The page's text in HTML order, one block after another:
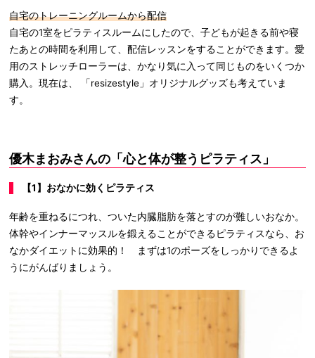
自宅のトレーニングルームから配信
自宅の1室をピラティスルームにしたので、子どもが起きる前や寝
たあとの時間を利用して、配信レッスンをすることができます。愛
用のストレッチローラーは、かなり気に入って同じものをいくつか
購入。現在は、 「resizestyle」オリジナルグッズも考えていま
す。
優木まおみさんの「心と体が整うピラティス」
【1】おなかに効くピラティス
年齢を重ねるにつれ、ついた内臓脂肪を落とすのが難しいおなか。
体幹やインナーマッスルを鍛えることができるピラティスなら、お
なかダイエットに効果的！ まずは1のポーズをしっかりできるよ
うにがんばりましょう。